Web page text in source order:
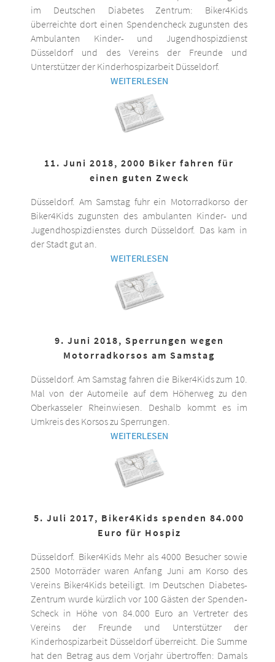
im Deutschen Diabetes Zentrum: Biker4Kids
überreichte dort einen Spendencheck zugunsten des
Ambulanten Kinder- und Jugendhospizdienst
Düsseldorf und des Vereins der Freunde und
Unterstützer der Kinderhospizarbeit Düsseldorf.
WEITERLESEN
11. Juni 2018, 2000 Biker fahren für
einen guten Zweck
Düsseldorf. Am Samstag fuhr ein Motorradkorso der
Biker4Kids zugunsten des ambulanten Kinder- und
Jugendhospizdienstes durch Düsseldorf. Das kam in
der Stadt gut an.
WEITERLESEN
9. Juni 2018, Sperrungen wegen
Motorradkorsos am Samstag
Düsseldorf. Am Samstag fahren die Biker4Kids zum 10.
Mal von der Automeile auf dem Höherweg zu den
Oberkasseler Rheinwiesen. Deshalb kommt es im
Umkreis des Korsos zu Sperrungen.
WEITERLESEN
5. Juli 2017, Biker4Kids spenden 84.000
Euro für Hospiz
Düsseldorf. Biker4Kids Mehr als 4000 Besucher sowie
2500 Motorräder waren Anfang Juni am Korso des
Vereins Biker4Kids beteiligt. Im Deutschen Diabetes-
Zentrum wurde kürzlich vor 100 Gästen der Spenden-
Scheck in Höhe von 84.000 Euro an Vertreter des
Vereins der Freunde und Unterstützer der
Kinderhospizarbeit Düsseldorf überreicht. Die Summe
hat den Betrag aus dem Vorjahr übertroffen: Damals